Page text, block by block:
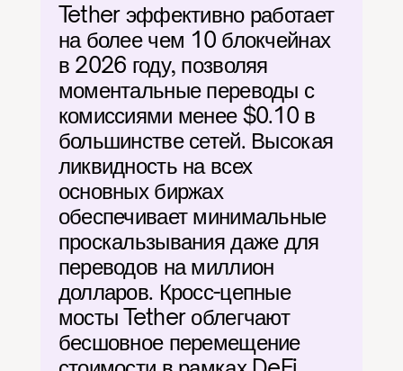
Tether эффективно работает
на более чем 10 блокчейнах
в 2026 году, позволяя
моментальные переводы с
комиссиями менее $0.10 в
большинстве сетей. Высокая
ликвидность на всех
основных биржах
обеспечивает минимальные
проскальзывания даже для
переводов на миллион
долларов. Кросс-цепные
мосты Tether облегчают
бесшовное перемещение